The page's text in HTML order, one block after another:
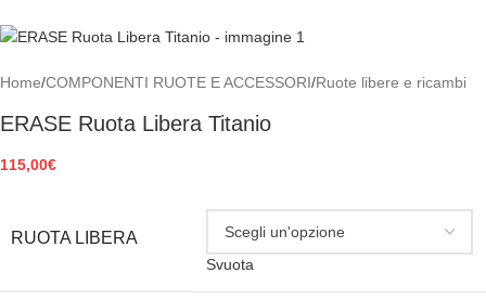
Home/COMPONENTI RUOTE E ACCESSORI/Ruote libere e ricambi
ERASE Ruota Libera Titanio
115,00€
RUOTA LIBERA
Svuota